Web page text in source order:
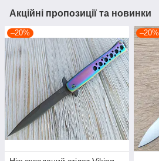
Акційні пропозиції та новинки
–20% –20%